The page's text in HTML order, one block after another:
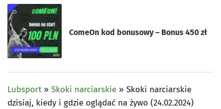
ComeOn kod bonusowy – Bonus 450 zł
Lubsport » Skoki narciarskie » Skoki narciarskie
dzisiaj, kiedy i gdzie oglądać na żywo (24.02.2024)